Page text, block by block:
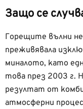
Защо се
Горещите вълни не
преживявала
миналото, като
това през 2003 г.
резултат от
атмосферни